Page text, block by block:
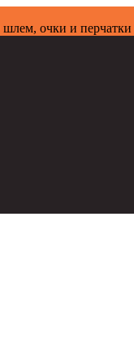
шлем, очки и